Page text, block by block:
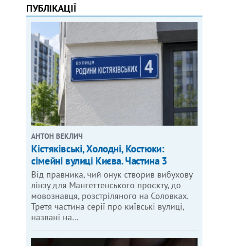
ПУБЛІКАЦІЇ
АНТОН ВЕКЛИЧ
Кістяківські, Холодні, Костюки:
сімейні вулиці Києва. Частина 3
Від правника, чий онук створив вибухову
лінзу для Мангеттенського проєкту, до
мовознавця, розстріляного на Соловках.
Третя частина серії про київські вулиці,
названі на…